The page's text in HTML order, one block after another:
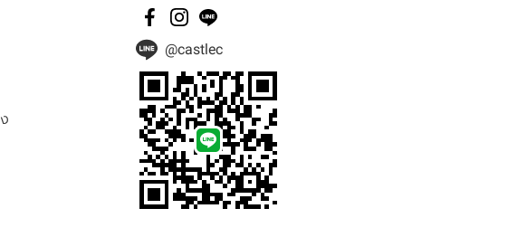
@castlec